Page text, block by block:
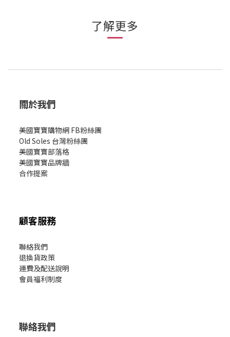
了解更多
關於我們
美國寶寶購物網 FB粉絲團
Old Soles 台灣粉絲團
美國寶寶部落格
美國寶寶品牌牆
合作提案
顧客服務
聯絡我們
退換貨政策
運費及配送說明
會員福利制度
聯絡我們